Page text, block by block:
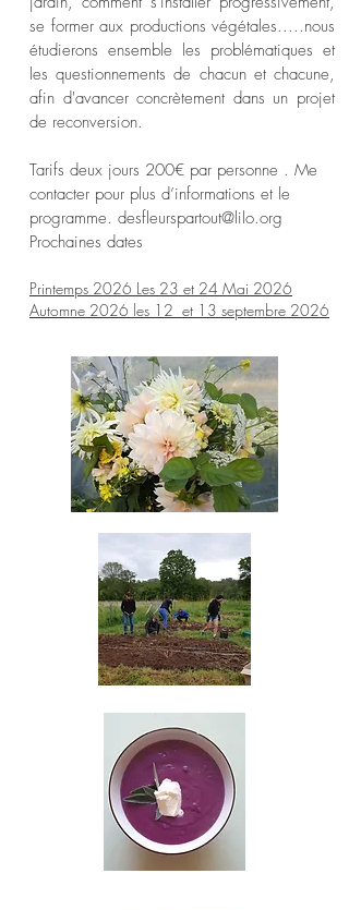
se former aux productions végétales.....nous
étudierons ensemble les problématiques et
les questionnements de chacun et chacune,
afin d'avancer concrètement dans un projet
de reconversion.
Tarifs deux jours 200€ par personne . Me
contacter pour plus d’informations et le
programme. desfleurspartout@lilo.org
Prochaines dates
Printemps 2026 Les 23 et 24 Mai 2026
Automne 2026 les 12 et 13 septembre 2026